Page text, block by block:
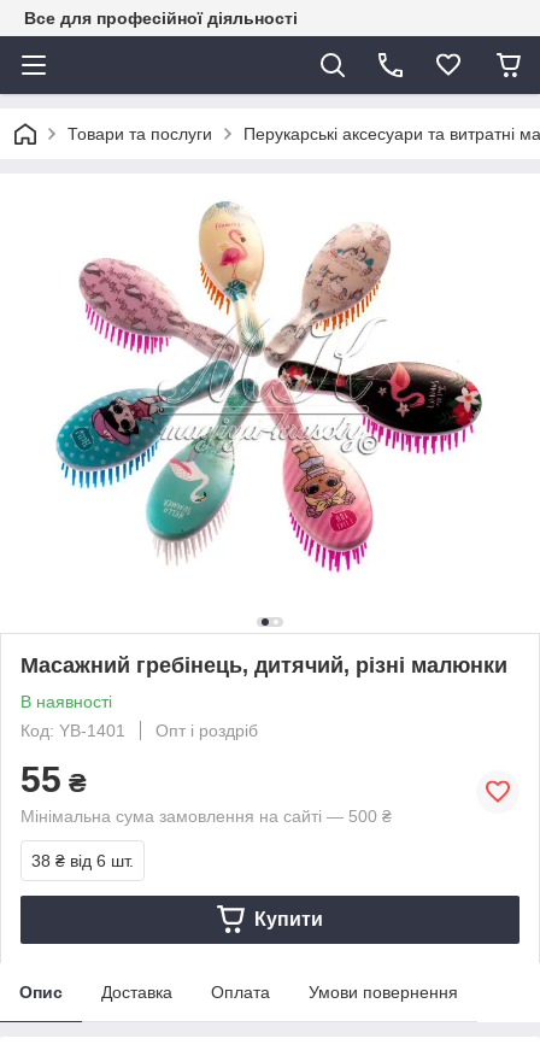
Все для професійної діяльності
Товари та послуги Перукарські аксесуари та витратні
Масажний гребінець, дитячий, різні малюнки
В наявності
Код: YB-1401
Опт і роздріб
55 ₴
Мінімальна сума замовлення на сайті — 500 ₴
38 ₴ від 6 шт.
Купити
Опис Доставка Оплата Умови повернення